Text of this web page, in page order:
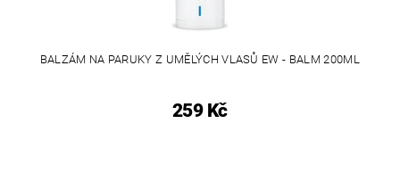
BALZÁM NA PARUKY Z UMĚLÝCH VLASŮ EW - BALM 200ML
259 Kč